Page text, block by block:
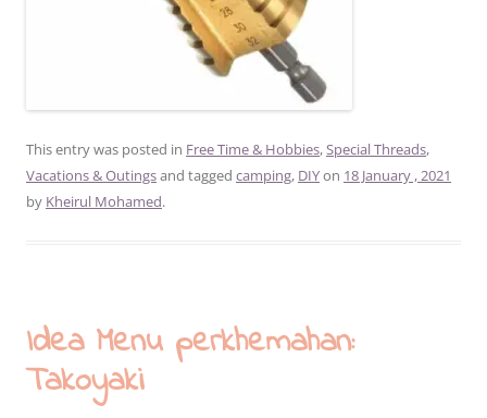
This entry was posted in Free Time & Hobbies,Special Threads,
Vacations & Outingsand tagged camping, DIYon 18 January , 2021
by Kheirul Mohamed.
Idea Menu perkhemahan:
Takoyaki